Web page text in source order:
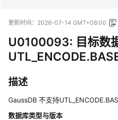
动
态
产
介
快
更新时间： 2026-07-14 GMT+08:00
U0100093: 目标数
描述
GaussDB 不支持
数据库类型与版本